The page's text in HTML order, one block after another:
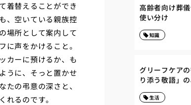
着替えることができ
、空いている親族控
場所として案内して
に声をかけること。
カーに預けるか、も
うに、そっと置かせ
の弔意の深さと、
るのです。
高齢者向け葬
使い分け
知識
グリーフケア
り添う敬語」
生活